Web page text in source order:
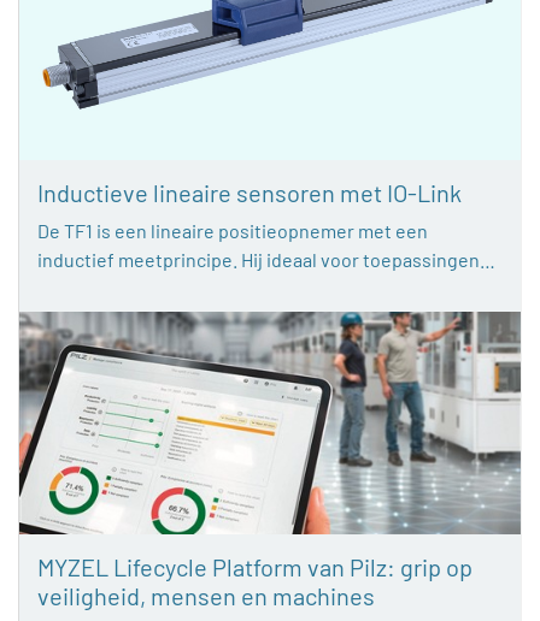
Inductieve lineaire sensoren met IO-Link
De TF1 is een lineaire positieopnemer met een
inductief meetprincipe. Hij ideaal voor toepassingen…
MYZEL Lifecycle Platform van Pilz: grip op
veiligheid, mensen en machines